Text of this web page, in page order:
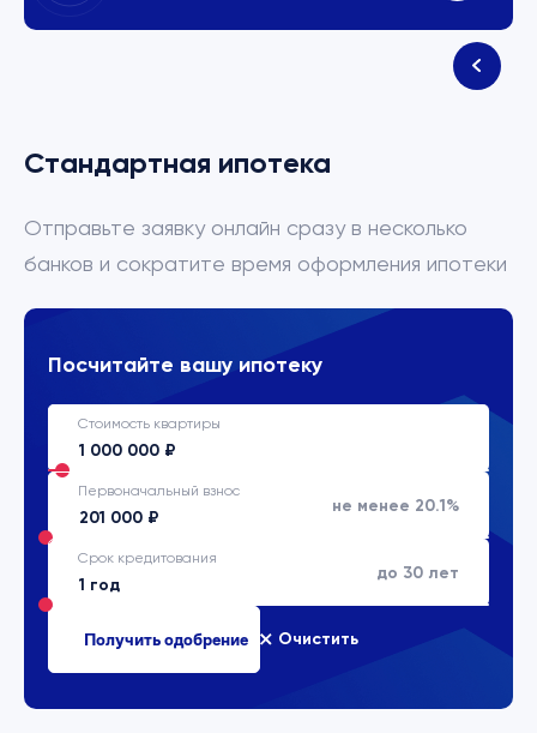
Стандартная ипотека
Отправьте заявку онлайн сразу в несколько
банков и сократите время оформления ипотеки
Посчитайте вашу ипотеку
Стоимость квартиры
Первоначальный взнос
не менее 20.1%
Срок кредитования
до 30 лет
Очистить